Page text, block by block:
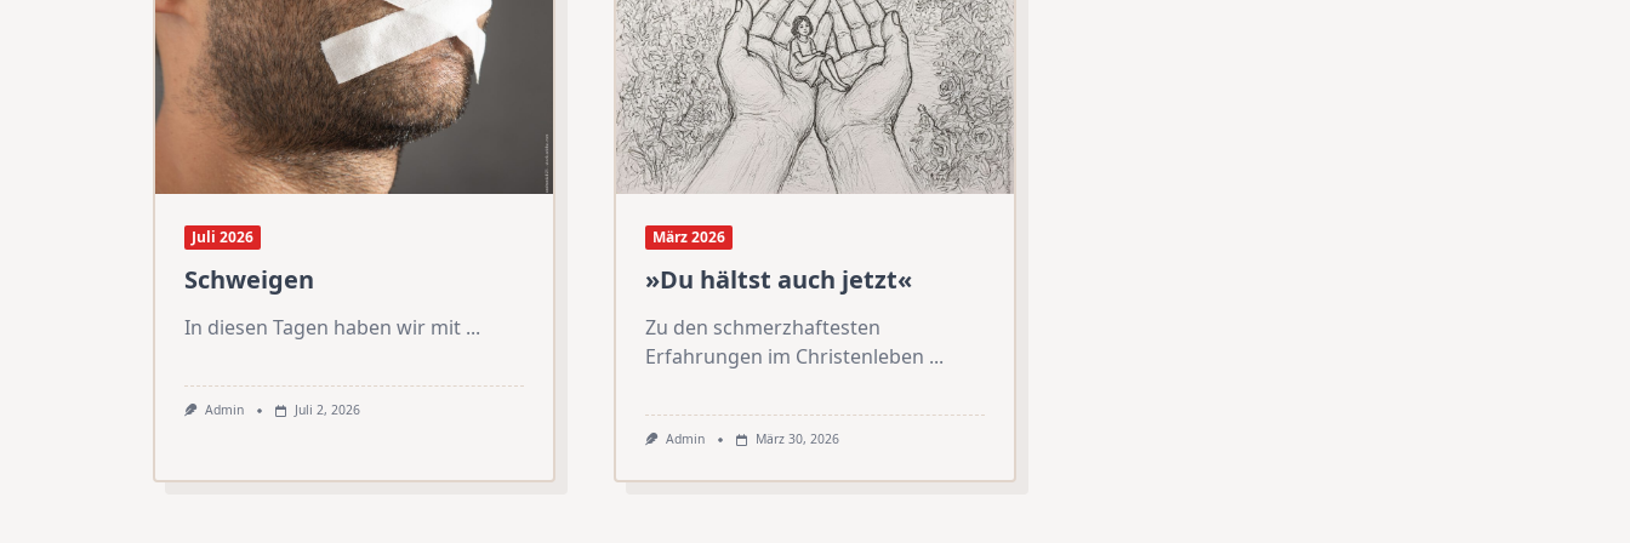
Juli 2026
Schweigen
In diesen Tagen haben wir mit ...
Admin Juli 2, 2026
März 2026
»Du hältst auch jetzt«
Zu den schmerzhaftesten
Erfahrungen im Christenleben ...
Admin März 30, 2026